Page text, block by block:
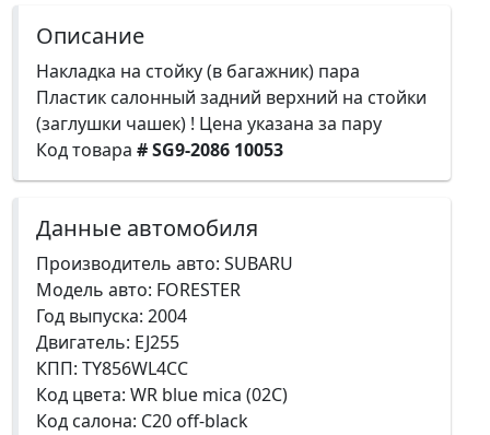
Описание
Накладка на стойку (в багажник) пара
Пластик салонный задний верхний на стойки
(заглушки чашек) ! Цена указана за пару
Код товара # SG9-2086 10053
Данные автомобиля
Производитель авто: SUBARU
Модель авто: FORESTER
Год выпуска: 2004
Двигатель: EJ255
КПП: TY856WL4CC
Код цвета: WR blue mica (02C)
Код салона: C20 off-black